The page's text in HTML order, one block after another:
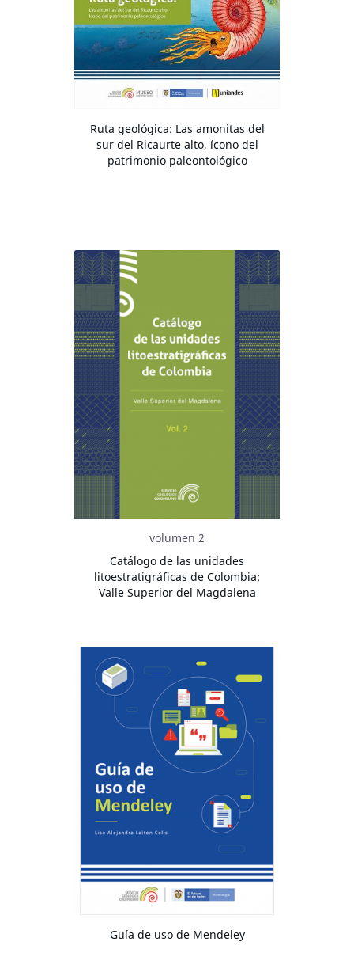
Ruta geológica: Las amonitas del
sur del Ricaurte alto, ícono del
patrimonio paleontológico
volumen 2
Catálogo de las unidades
litoestratigráficas de Colombia:
Valle Superior del Magdalena
Guía de uso de Mendeley